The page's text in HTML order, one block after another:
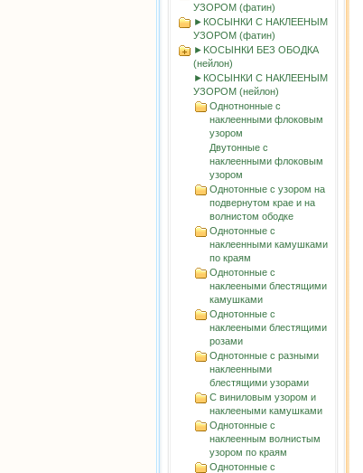
УЗОРОМ (фатин)
►КОСЫНКИ С НАКЛЕЕНЫМ
УЗОРОМ (фатин)
►KOСЫНКИ БЕЗ ОБОДКА
(нейлон)
►КОСЫНКИ С НАКЛЕЕНЫМ
УЗОРОМ (нейлон)
Однотнонные с
наклеенными флоковым
узором
Двутонные с
наклеенными флоковым
узором
Однотонные с узором на
подвернутом крае и на
волнистом ободке
Однотонные с
наклеенными камушками
по краям
Однотонные с
наклееными блестящими
камушками
Однотонные с
наклееными блестящими
розами
Однотонные с разными
наклеенными
блестящими узорами
С виниловым узором и
наклееными камушками
Однотонные с
наклеенным волнистым
узорoм по краям
Однотонные с